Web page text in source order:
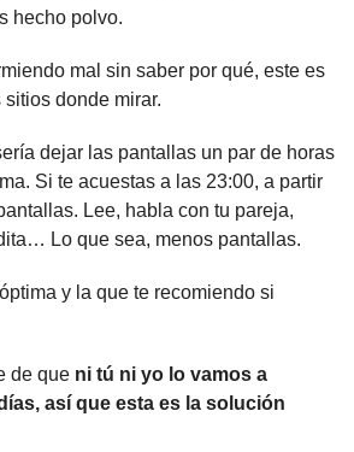
hecho polvo.
mal sin saber por qué, este es
donde mirar.
dejar las pantallas un par de horas
Si te acuestas a las 23:00, a partir
Lee, habla con tu pareja,
Lo que sea, menos pantallas.
y la que te recomiendo si
de que ni tú ni yo lo vamos a
así que esta es la solución